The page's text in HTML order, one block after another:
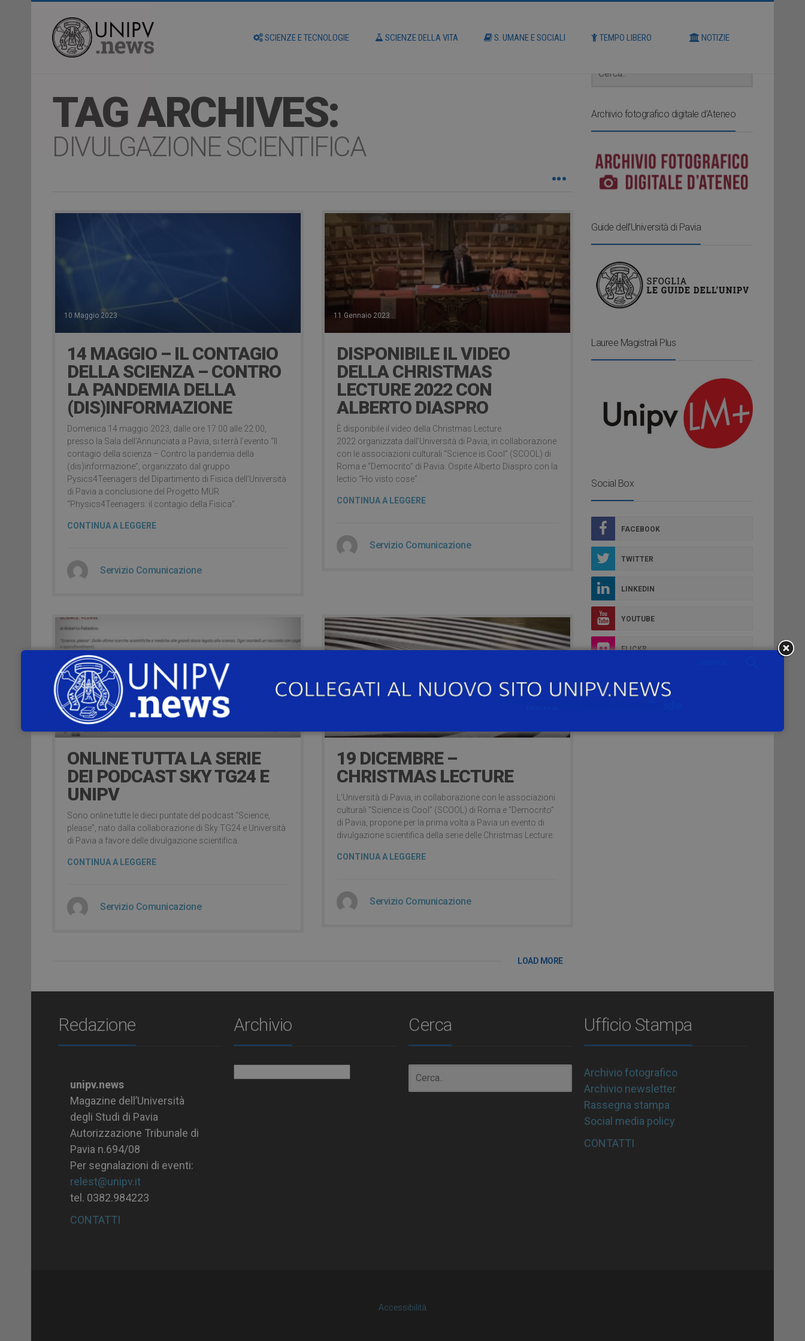
SCIENZE E TECNOLOGIE SCIENZE DELLA VITA S. UMANE E SOCIALI TEMPO LIBERO NOTIZIE
TAG ARCHIVES:
DIVULGAZIONE SCIENTIFICA
10 Maggio 2023
14 MAGGIO – IL CONTAGIO
DELLA SCIENZA – CONTRO
LA PANDEMIA DELLA
(DIS)INFORMAZIONE
Domenica 14 maggio 2023, dalle ore 17:00 alle 22:00,
presso la Sala dell’Annunciata a Pavia, si terrà l’evento “Il
contagio della scienza – Contro la pandemia della
(dis)informazione”, organizzato dal gruppo
Pysics4Teenagers del Dipartimento di Fisica dell’Università
di Pavia a conclusione del Progetto MUR
“Physics4Teenagers: il contagio della Fisica”.
CONTINUA A LEGGERE
Servizio Comunicazione
11 Gennaio 2023
DISPONIBILE IL VIDEO
DELLA CHRISTMAS
LECTURE 2022 CON
ALBERTO DIASPRO
È disponibile il video della Christmas Lecture
2022 organizzata dall’Università di Pavia, in collaborazione
con le associazioni culturali “Science is Cool” (SCOOL) di
Roma e “Democrito” di Pavia. Ospite Alberto Diaspro con la
lectio “Ho visto cose”.
CONTINUA A LEGGERE
Servizio Comunicazione
8 Gennaio 2023
ONLINE TUTTA LA SERIE
DEI PODCAST SKY TG24 E
UNIPV
Sono online tutte le dieci puntate del podcast “Science,
please”, nato dalla collaborazione di Sky TG24 e Università
di Pavia a favore delle divulgazione scientifica.
CONTINUA A LEGGERE
Servizio Comunicazione
19 DICEMBRE –
CHRISTMAS LECTURE
L’Università di Pavia, in collaborazione con le associazioni
culturali “Science is Cool” (SCOOL) di Roma e “Democrito”
di Pavia, propone per la prima volta a Pavia un evento di
divulgazione scientifica della serie delle Christmas Lecture.
CONTINUA A LEGGERE
Servizio Comunicazione
LOAD MORE
Archivio fotografico digitale d’Ateneo
Guide dell’Università di Pavia
Lauree Magistrali Plus
Social Box
FACEBOOK
TWITTER
LINKEDIN
YOUTUBE
FLICKR
Redazione
unipv.news
Magazine dell’Università
degli Studi di Pavia
Autorizzazione Tribunale di
Pavia n.694/08
Per segnalazioni di eventi:
relest@unipv.it
tel. 0382.984223
CONTATTI
Archivio Cerca Ufficio Stampa
Archivio fotografico
Archivio newsletter
Rassegna stampa
Social media policy
CONTATTI
Accessibilità